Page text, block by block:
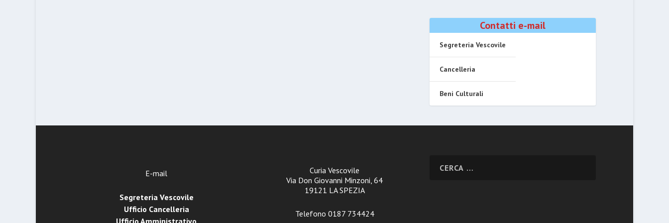
Contatti e-mail
Segreteria Vescovile
Cancelleria
Beni Culturali
E-mail
Segreteria Vescovile
Ufficio Cancelleria
Ufficio Amministrativo
Curia Vescovile
Via Don Giovanni Minzoni, 64
19121 LA SPEZIA
Telefono 0187 734424